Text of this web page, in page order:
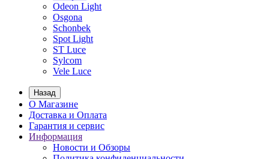
Odeon Light
Osgona
Schonbek
Spot Light
ST Luce
Sylcom
Vele Luce
Назад
О Магазине
Доставка и Оплата
Гарантия и сервис
Информация
Новости и Обзоры